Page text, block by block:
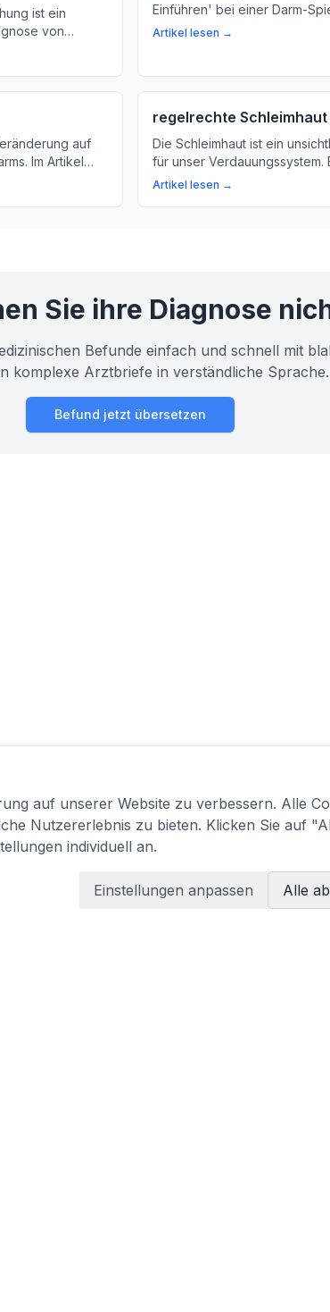
ist ein
von
was Sie
Einführen' bei einer Darm-
entscheidend ist für die
Arzt das Untersuchungs-
Artikel lesen →
auf
Im Artikel
und wie
regelrechte Schleimhaut
Die Schleimhaut ist ein
für unser Verdauungssystem.
mehr über die Bedeutung und
Artikel lesen →
Sie ihre Diagnose
Befunde einfach und schnell mit
komplexe Arztbriefe in verständliche Sprache.
Befund jetzt übersetzen
auf unserer Website zu verbessern. Alle
Nutzererlebnis zu bieten. Klicken Sie auf
individuell an.
Einstellungen anpassen Alle